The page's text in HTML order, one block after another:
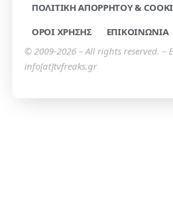
ΠΟΛΙΤΙΚΗ ΑΠΟΡΡΗΤΟΥ &
ΟΡΟΙ ΧΡΗΣΗΣ
ΕΠΙΚΟΙΝΩΝΙΑ
© 2009-2026 – All rights reserved. –
info[at]tvfreaks.gr